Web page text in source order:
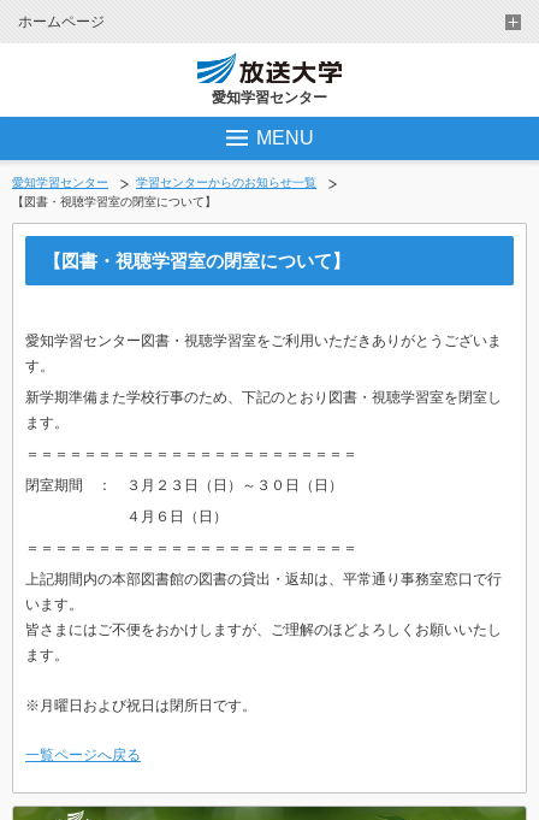
ホームページ
愛知学習センター
MENU
愛知学習センター
学習センターからのお知らせ一覧
【図書・視聴学習室の閉室について】
【図書・視聴学習室の閉室について】
愛知学習センター図書・視聴学習室をご利用いただきありがとうございま
す。
新学期準備また学校行事のため、下記のとおり図書・視聴学習室を閉室し
ます。
＝＝＝＝＝＝＝＝＝＝＝＝＝＝＝＝＝＝＝＝＝＝＝
閉室期間 ： ３月２３日（日）～３０日（日）
４月６日（日）
­­­＝＝＝＝＝＝＝＝＝＝＝＝＝＝＝＝＝＝＝＝＝＝＝
上記期間内の本部図書館の図書の貸出・返却は、平常通り事務室窓口で行
います。
皆さまにはご不便をおかけしますが、ご理解のほどよろしくお願いいたし
ます。
※月曜日および祝日は閉所日です。
一覧ページへ戻る